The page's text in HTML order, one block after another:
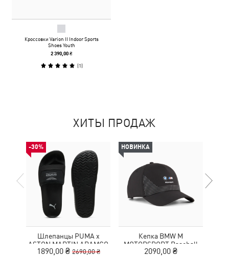
Кроссовки Varion II Indoor Sports
Shoes Youth
2 390,00 ₴
(1)
ХИТЫ ПРОДАЖ
-30%
Шлепанцы PUMA x
ASTON MARTIN ARAMCO
F1® TEAM Leadcat
1890,00 ₴ 2690,00 ₴
НОВИНКА
Кепка BMW M
MOTORSPORT Baseball
Cap
2090,00 ₴